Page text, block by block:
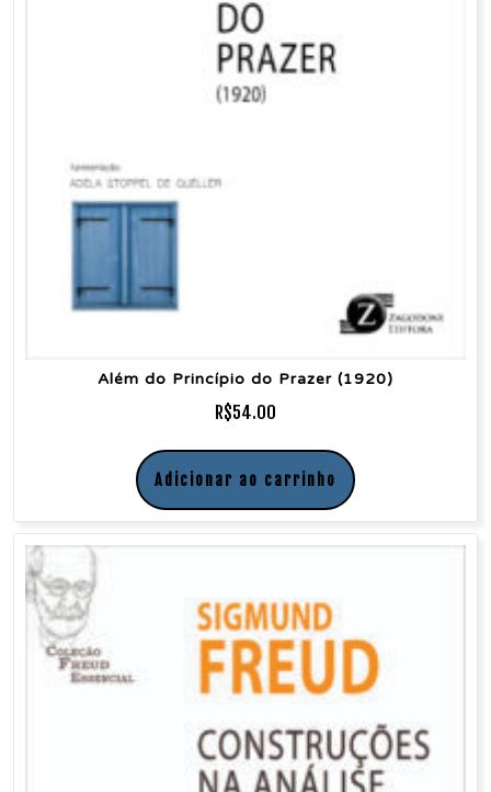
Além do Princípio do Prazer (1920)
R$54.00
Adicionar ao carrinho